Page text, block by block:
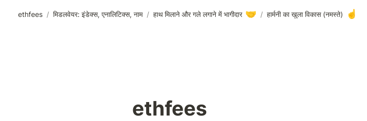
☝️
(नमस्ते) हार्मनी का खुला विकास
/
🤝
हाथ मिलाने और गले लगाने में भागीदार
/
मिडलवेयर: इंडेक्स, एनालिटिक्स, नाम
/
ethfees
ethfees